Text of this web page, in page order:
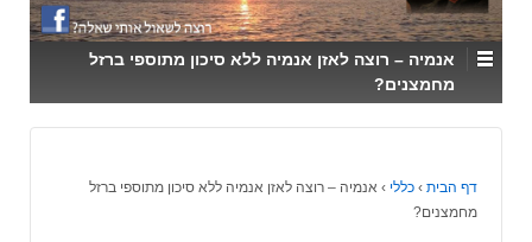
אנמיה – רוצה לאזן אנמיה ללא סיכון מתוספי ברזל
מחמצנים?
דף הבית › כללי › אנמיה – רוצה לאזן אנמיה ללא סיכון מתוספי ברזל
מחמצנים?